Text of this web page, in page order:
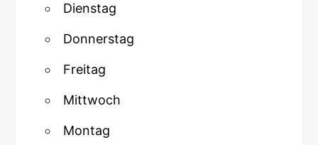
Dienstag
Donnerstag
Freitag
Mittwoch
Montag